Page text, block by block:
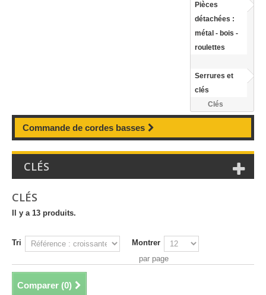
Pièces
détachées :
métal - bois -
roulettes
Serrures et
clés
Clés
Commande de cordes basses
CLÉS
CLÉS
Il y a 13 produits.
Tri
Montrer
par page
Comparer (0)